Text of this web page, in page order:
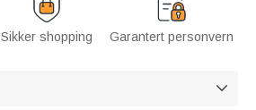
Sikker shopping Garantert personvern
